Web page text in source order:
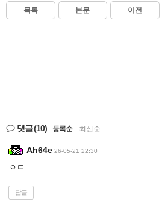
목록 본문 이전
댓글(10) 등록순 최신순
Ah64e 26-05-21 22:30
ㅇㄷ
답글